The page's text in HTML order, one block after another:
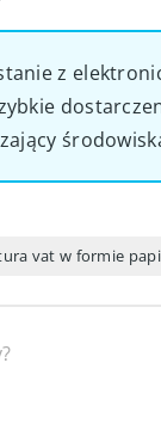
dostępna
następnie
z